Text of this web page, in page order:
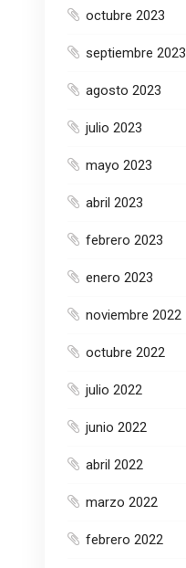
octubre 2023
septiembre 2023
agosto 2023
julio 2023
mayo 2023
abril 2023
febrero 2023
enero 2023
noviembre 2022
octubre 2022
julio 2022
junio 2022
abril 2022
marzo 2022
febrero 2022